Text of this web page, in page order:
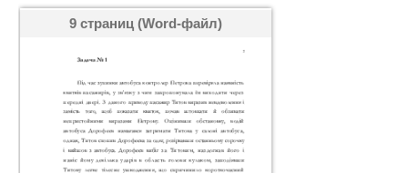
9 страниц (Word-файл)